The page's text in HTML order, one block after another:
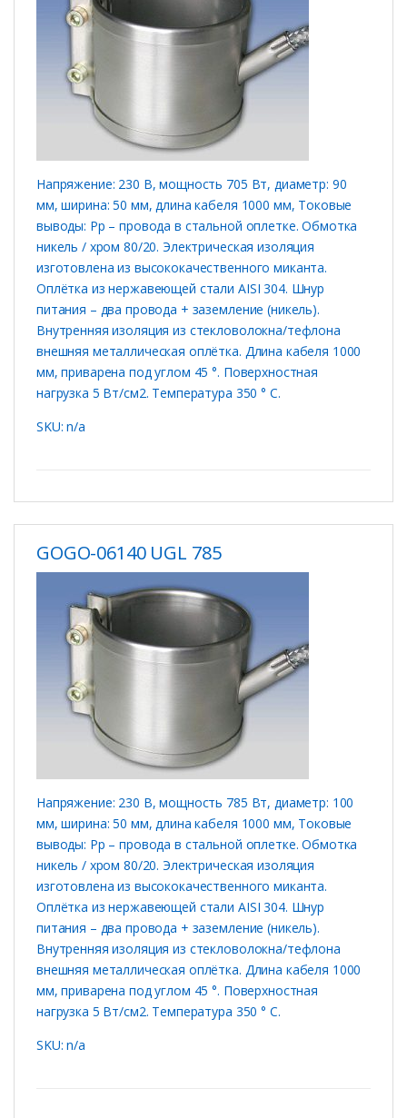
Напряжение: 230 В, мощность 705 Вт, диаметр: 90
мм, ширина: 50 мм, длина кабеля 1000 мм, Токовые
выводы: Рр – провода в стальной оплетке. Обмотка
никель / хром 80/20. Электрическая изоляция
изготовлена ​​из высококачественного миканта.
Оплётка из нержавеющей стали AISI 304. Шнур
питания – два провода + заземление (никель).
Внутренняя изоляция из стекловолокна/тефлона
внешняя металлическая оплётка. Длина кабеля 1000
мм, приварена под углом 45 °. Поверхностная
нагрузка 5 Вт/см2. Температура 350 ° C.
SKU: n/a
GOGO-06140 UGL 785
Напряжение: 230 В, мощность 785 Вт, диаметр: 100
мм, ширина: 50 мм, длина кабеля 1000 мм, Токовые
выводы: Рр – провода в стальной оплетке. Обмотка
никель / хром 80/20. Электрическая изоляция
изготовлена ​​из высококачественного миканта.
Оплётка из нержавеющей стали AISI 304. Шнур
питания – два провода + заземление (никель).
Внутренняя изоляция из стекловолокна/тефлона
внешняя металлическая оплётка. Длина кабеля 1000
мм, приварена под углом 45 °. Поверхностная
нагрузка 5 Вт/см2. Температура 350 ° C.
SKU: n/a